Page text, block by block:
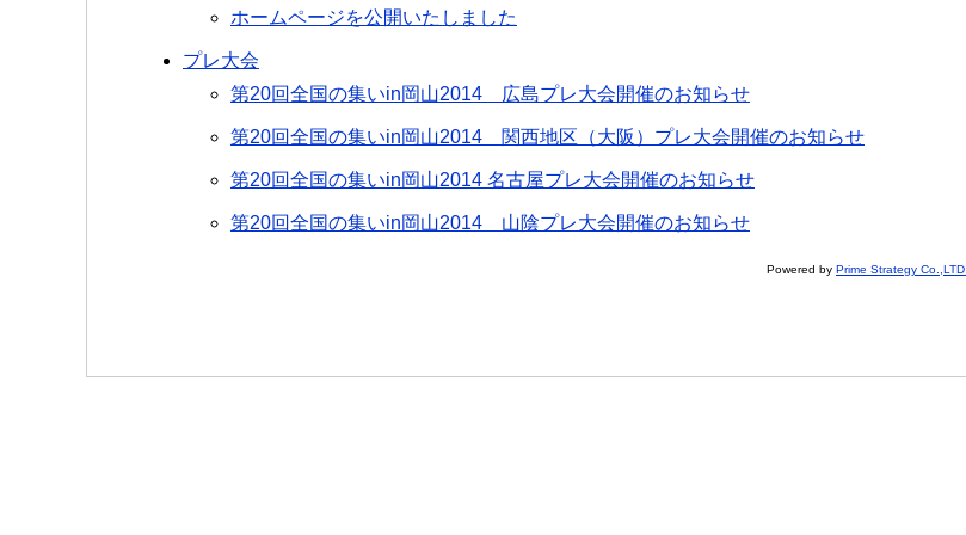
ホームページを公開いたしました
プレ大会
第20回全国の集いin岡山2014 広島プレ大会開催のお知らせ
第20回全国の集いin岡山2014 関西地区（大阪）プレ大会開催のお知らせ
第20回全国の集いin岡山2014 名古屋プレ大会開催のお知らせ
第20回全国の集いin岡山2014 山陰プレ大会開催のお知らせ
Powered by Prime Strategy Co.,LTD.